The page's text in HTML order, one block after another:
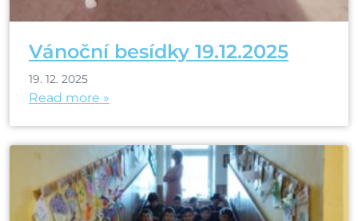
Vánoční besídky 19.12.2025
19. 12. 2025
Read more »